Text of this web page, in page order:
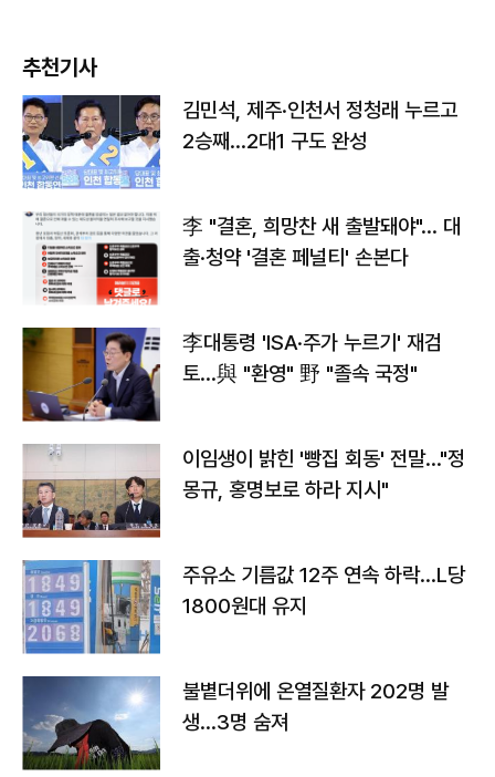
추천기사
김민석, 제주·인천서 정청래 누르고
2승째…2대1 구도 완성
李 "결혼, 희망찬 새 출발돼야"… 대
출·청약 '결혼 페널티' 손본다
李대통령 'ISA·주가 누르기' 재검
토…與 "환영" 野 "졸속 국정"
이임생이 밝힌 '빵집 회동' 전말…"정
몽규, 홍명보로 하라 지시"
주유소 기름값 12주 연속 하락…L당
1800원대 유지
불볕더위에 온열질환자 202명 발
생…3명 숨져